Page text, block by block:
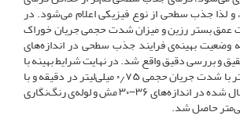
لذا جذب سطحی از نوع فیزیکی اعلام می‌شود. در
عمق بستر رزین و میزان شدت حجمی جریان خوراک
وضعیت بهینه‌ی فرایند جذب سطحی در اندازه‌های
و بررسی دقیق واقع شد. در نهایت شرایط بهینه با
عمق بستر ۶ سانتی‌متر با شدت جریان حجمی ۰٫۷۵ میلی‌لیتر در دقیقه و با
جاذب کربن فعال غربال شده در اندازه‌های ۳۶−۳۰ مش و لوله‌ی رنگ‌نگاری